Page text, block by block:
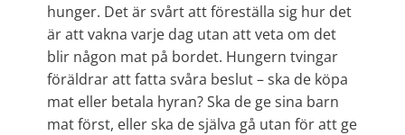
hunger. Det är svårt att föreställa sig hur det
är att vakna varje dag utan att veta om det
blir någon mat på bordet. Hungern tvingar
föräldrar att fatta svåra beslut – ska de köpa
mat eller betala hyran? Ska de ge sina barn
mat först, eller ska de själva gå utan för att ge